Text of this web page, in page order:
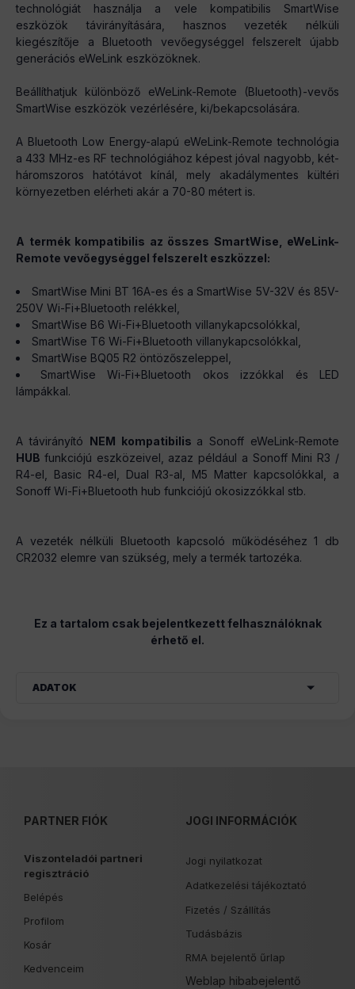
technológiát használja a vele kompatibilis SmartWise
eszközök távirányítására, hasznos vezeték nélküli
kiegészítője a Bluetooth vevőegységgel felszerelt újabb
generációs eWeLink eszközöknek.
Beállíthatjuk különböző eWeLink-Remote (Bluetooth)-vevős
SmartWise eszközök vezérlésére, ki/bekapcsolására.
A Bluetooth Low Energy-alapú eWeLink-Remote technológia
a 433 MHz-es RF technológiához képest jóval nagyobb, két-
háromszoros hatótávot kínál, mely akadálymentes kültéri
környezetben elérheti akár a 70-80 métert is.
A termék kompatibilis az összes SmartWise, eWeLink-
Remote vevőegységgel felszerelt eszközzel:
SmartWise Mini BT 16A-es és a SmartWise 5V-32V és 85V-
250V Wi-Fi+Bluetooth relékkel,
SmartWise B6 Wi-Fi+Bluetooth villanykapcsolókkal,
SmartWise T6 Wi-Fi+Bluetooth villanykapcsolókkal,
SmartWise BQ05 R2 öntözőszeleppel,
SmartWise Wi-Fi+Bluetooth okos izzókkal és LED
lámpákkal.
A távirányító NEM kompatibilis a Sonoff eWeLink-Remote
HUB funkciójú eszközeivel, azaz például a Sonoff Mini R3 /
R4-el, Basic R4-el, Dual R3-al, M5 Matter kapcsolókkal, a
Sonoff Wi-Fi+Bluetooth hub funkciójú okosizzókkal stb.
A vezeték nélküli Bluetooth kapcsoló működéséhez 1 db
CR2032 elemre van szükség, mely a termék tartozéka.
Ez a tartalom csak bejelentkezett felhasználóknak
érhető el.
ADATOK
PARTNER FIÓK
Viszonteladói partneri
regisztráció
Belépés
Profilom
Kosár
Kedvenceim
JOGI INFORMÁCIÓK
Jogi nyilatkozat
Adatkezelési tájékoztató
Fizetés / Szállítás
Tudásbázis
RMA bejelentő űrlap
Weblap hibabejelentő